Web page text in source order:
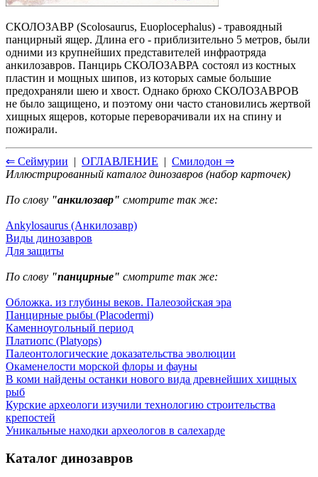
СКОЛОЗАВР (Scolosaurus, Euoplocephalus) - травоядный
панцирный ящер. Длина его - приблизительно 5 метров, были
одними из крупнейших представителей инфраотряда
анкилозавров. Панцирь СКОЛОЗАВРА состоял из костных
пластин и мощных шипов, из которых самые большие
предохраняли шею и хвост. Однако брюхо СКОЛОЗАВРОВ
не было защищено, и поэтому они часто становились жертвой
хищных ящеров, которые переворачивали их на спину и
пожирали.
⇐ Сеймурии | ОГЛАВЛЕНИЕ | Смилодон ⇒
Иллюстрированный каталог динозавров (набор карточек)
По слову "анкилозавр" смотрите так же:
Ankylosaurus (Анкилозавр)
Виды динозавров
Для защиты
По слову "панцирные" смотрите так же:
Обложка. из глубины веков. Палеозойская эра
Панцирные рыбы (Placodermi)
Каменноугольный период
Платиопс (Platyops)
Палеонтологические доказательства эволюции
Окаменелости морской флоры и фауны
В коми найдены останки нового вида древнейших хищных
рыб
Курские археологи изучили технологию строительства
крепостей
Уникальные находки археологов в салехарде
Каталог динозавров